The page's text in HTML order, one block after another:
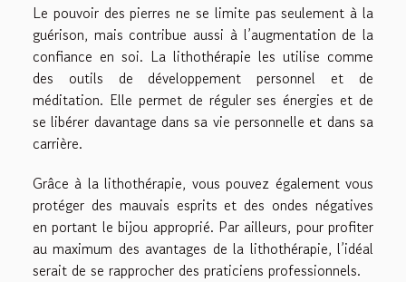
Le pouvoir des pierres ne se limite pas seulement à la
guérison, mais contribue aussi à l’augmentation de la
confiance en soi. La lithothérapie les utilise comme
des outils de développement personnel et de
méditation. Elle permet de réguler ses énergies et de
se libérer davantage dans sa vie personnelle et dans sa
carrière.
Grâce à la lithothérapie, vous pouvez également vous
protéger des mauvais esprits et des ondes négatives
en portant le bijou approprié. Par ailleurs, pour profiter
au maximum des avantages de la lithothérapie, l’idéal
serait de se rapprocher des praticiens professionnels.